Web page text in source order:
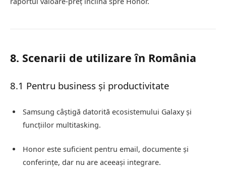
8. Scenarii de utilizare în România
8.1 Pentru business și productivitate
Samsung câștigă datorită ecosistemului Galaxy și
funcțiilor multitasking.
Honor este suficient pentru email, documente și
conferințe, dar nu are aceeași integrare.